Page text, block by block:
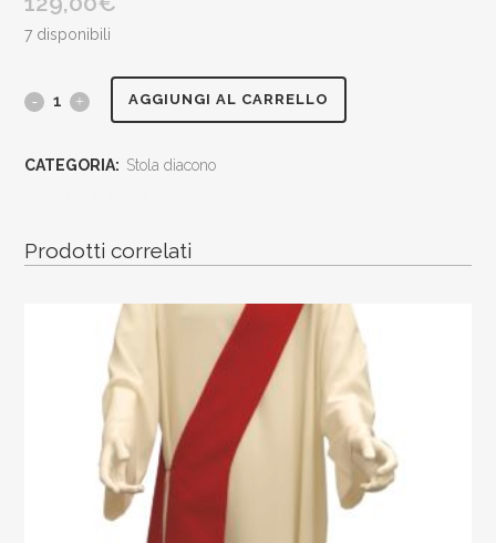
7 disponibili
stola AGGIUNGI AL CARRELLO
CATEGORIA: Stola diacono
Prodotti correlati